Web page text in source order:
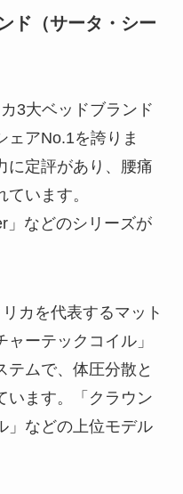
ド（サータ・シー
3大ベッドブランド
ェアNo.1を誇りま
に定評があり、腰痛
います。
」などのシリーズが
カを代表するマット
ーテックコイル」
テムで、体圧分散と
います。「クラウン
」などの上位モデル